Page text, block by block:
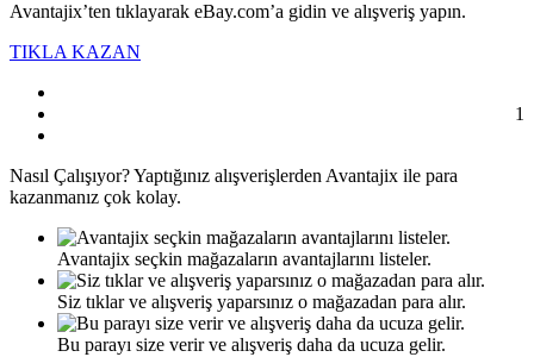
Avantajix’ten tıklayarak eBay.com’a gidin ve alışveriş yapın.
TIKLA KAZAN
1
Nasıl Çalışıyor?Yaptığınız alışverişlerden Avantajix ile para
kazanmanız çok kolay.
Avantajix seçkin mağazaların avantajlarını listeler.
Siz tıklar ve alışveriş yaparsınız o mağazadan para alır.
Bu parayı size verir ve alışveriş daha da ucuza gelir.